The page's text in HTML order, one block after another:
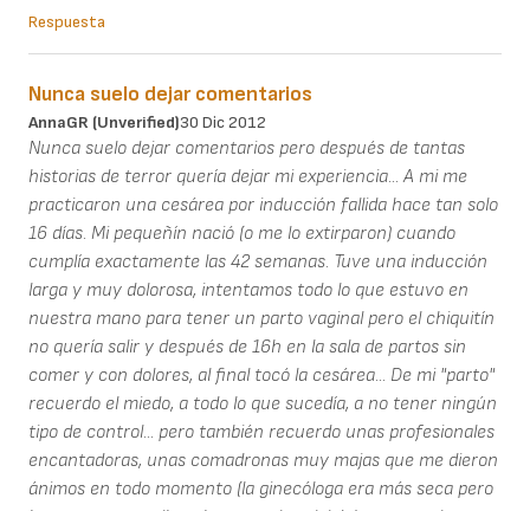
Respuesta
Nunca suelo dejar comentarios
AnnaGR (unverified)30 Dic 2012
Nunca suelo dejar comentarios pero después de tantas
historias de terror quería dejar mi experiencia... A mi me
practicaron una cesárea por inducción fallida hace tan solo
16 días. Mi pequeñín nació (o me lo extirparon) cuando
cumplía exactamente las 42 semanas. Tuve una inducción
larga y muy dolorosa, intentamos todo lo que estuvo en
nuestra mano para tener un parto vaginal pero el chiquitín
no quería salir y después de 16h en la sala de partos sin
comer y con dolores, al final tocó la cesárea... De mi "parto"
recuerdo el miedo, a todo lo que sucedía, a no tener ningún
tipo de control... pero también recuerdo unas profesionales
encantadoras, unas comadronas muy majas que me dieron
ánimos en todo momento (la ginecóloga era más seca pero